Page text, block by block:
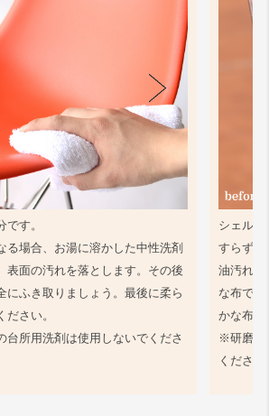
す。
る場合、お湯に溶かした中性洗剤
表面の汚れを落とします。その後
にふき取りましょう。最後に柔ら
さい。
所用洗剤は使用しないでくださ
シェル同
すらず、
油汚れ等
な布で軽
かな布で
※研磨剤
ください